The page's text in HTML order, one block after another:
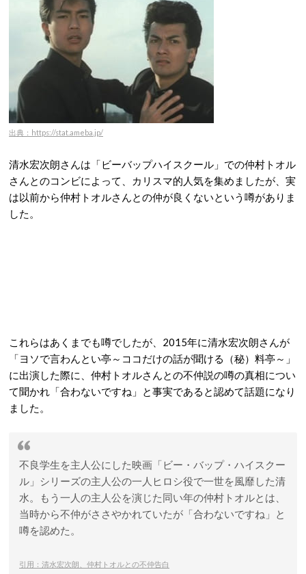
出典：https://stat.ameba.jp/
清水宏次朗さんは「ビーバップハイスクール」での仲村トオル
さんとのコンビによって、カリスマ的人気を集めましたが、実
は以前から仲村トオルさんとの仲が良くないという噂がありま
した。
これらはあくまでも噂でしたが、2015年に清水宏次朗さんが
「ヨソで言わんとい亭～ココだけの話が聞ける（秘）料亭～」
に出演した際に、仲村トオルさんとの不仲説の噂の真相につい
て聞かれ「合わないですね」と事実であると認めて話題になり
ました。
不良学生を主人公にした映画「ビー・バップ・ハイスクー
ル」シリーズの主人公の一人ヒロシ役で一世を風靡した清
水。もう一人の主人公を演じた同い年の仲村トオルとは、
当時から不仲がささやかれていたが「合わないですね」と
噂を認めた。
引用：清水宏次朗、仲村トオルとの不仲告白